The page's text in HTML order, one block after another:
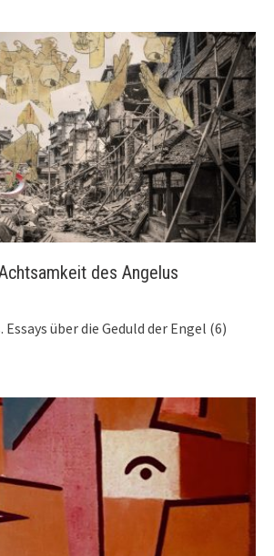
des Angelus
Essays über die Geduld der Engel (6)